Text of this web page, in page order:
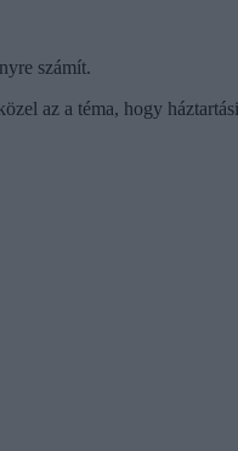
számít.
az a téma, hogy